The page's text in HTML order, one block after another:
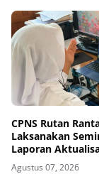
CPNS Rutan
Laksanakan
Laporan
Virtual
Agustus 07, 2026